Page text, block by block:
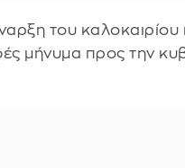
του
μήνυμα προς την